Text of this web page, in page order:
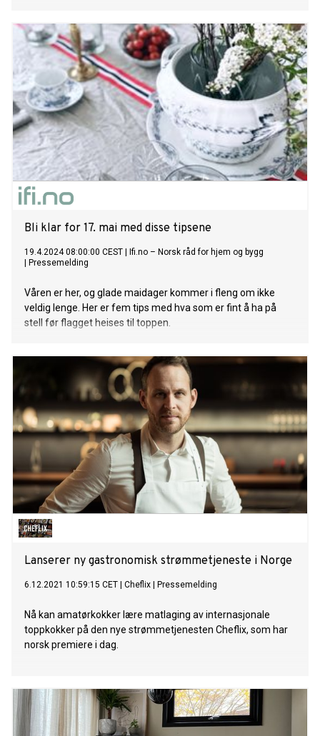
Bli klar for 17. mai med disse tipsene
19.4.2024 08:00:00 CEST
Ifi.no – Norsk råd for hjem og bygg
Pressemelding
Våren er her, og glade maidager kommer i fleng om ikke
veldig lenge. Her er fem tips med hva som er fint å ha på
stell før flagget heises til toppen.
Lanserer ny gastronomisk strømmetjeneste i Norge
6.12.2021 10:59:15 CET Cheflix Pressemelding
Nå kan amatørkokker lære matlaging av internasjonale
toppkokker på den nye strømmetjenesten Cheflix, som har
norsk premiere i dag.